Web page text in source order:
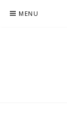
MENU